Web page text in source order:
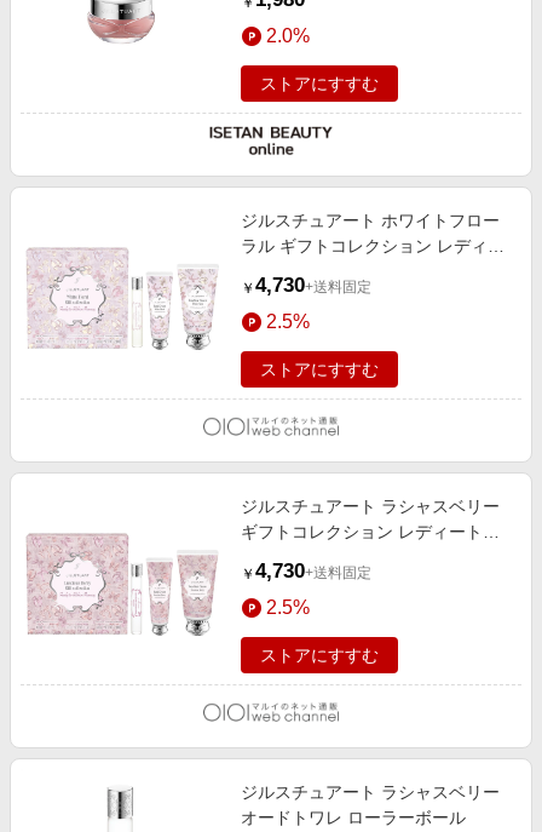
2.0%
ストアにすすむ
ジルスチュアート ホワイトフロー
ラル ギフトコレクション レディー
￥ 4,730+送料固定
2.5%
ストアにすすむ
ジルスチュアート ラシャスベリー
ギフトコレクション レディートゥ
￥ 4,730+送料固定
2.5%
ストアにすすむ
ジルスチュアート ラシャスベリー
オードトワレ ローラーボール